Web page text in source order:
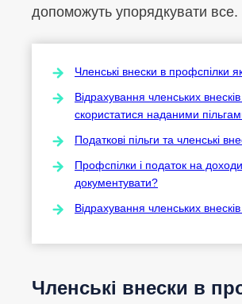
допоможуть упорядкувати все.
Членські внески в профспілки
Відрахування членських
скористатися наданими
Податкові пільги та членські
Профспілки і податок на
документувати?
Відрахування членських
Членські внески в